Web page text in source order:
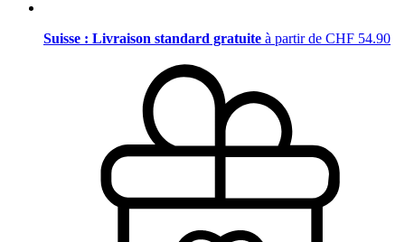
Suisse : Livraison standard gratuite à partir de CHF 54.90